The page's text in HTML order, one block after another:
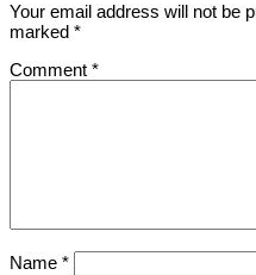
Your email address will not be
marked *
Comment *
Name *